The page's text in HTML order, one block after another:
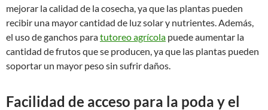
mejorar la calidad de la cosecha, ya que las plantas pueden
recibir una mayor cantidad de luz solar y nutrientes. Además,
el uso de ganchos paratutoreo agrícola puede aumentar la
cantidad de frutos que se producen, ya que las plantas pueden
soportar un mayor peso sin sufrir daños.
Facilidad de acceso para la poda y el